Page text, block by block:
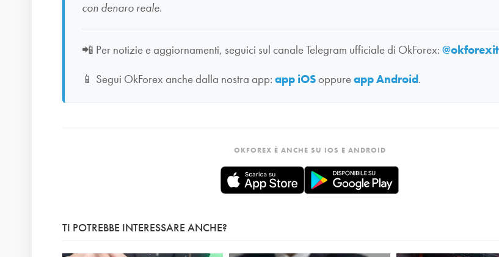
con denaro reale.
📲 Per notizie e aggiornamenti, seguici sul canale Telegram ufficiale di OkForex: @okforexit
📱 Segui OkForex anche dalla nostra app: app iOSoppureapp Android.
OKFOREX È ANCHE SU IOS E ANDROID
TI POTREBBE INTERESSARE ANCHE?